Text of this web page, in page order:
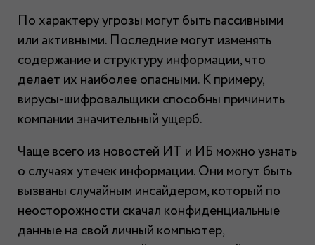
По характеру угрозы могут быть пассивными
или активными. Последние могут изменять
содержание и структуру информации, что
делает их наиболее опасными. К примеру,
вирусы-шифровальщики способны причинить
компании значительный ущерб.
Чаще всего из новостей ИТ и ИБ можно узнать
о случаях утечек информации. Они могут быть
вызваны случайным инсайдером, который по
неосторожности скачал конфиденциальные
данные на свой личный компьютер,